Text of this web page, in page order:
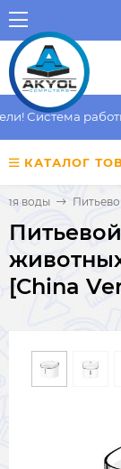
Система
КАТАЛОГ
воды
[China